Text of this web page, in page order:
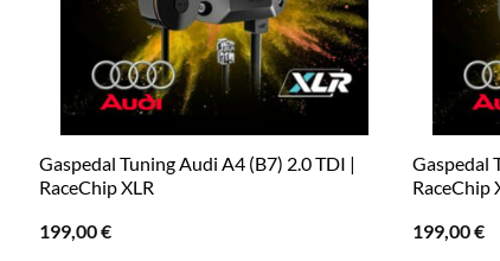
Gaspedal Tuning Audi A4 (B7) 2.0 TDI |
RaceChip XLR
199,00€
Gaspedal
RaceChip
199,00€